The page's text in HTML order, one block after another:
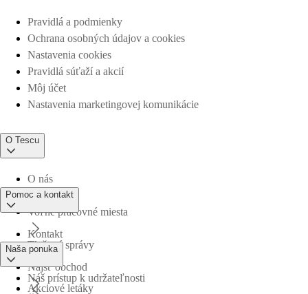
Pravidlá a podmienky
Ochrana osobných údajov a cookies
Nastavenia cookies
Pravidlá súťaží a akcií
Môj účet
Nastavenia marketingovej komunikácie
O Tescu
O nás
Voľné pracovné miesta
Tlačové správy
Náš prístup k udržateľnosti
Pomoc a kontakt
Kontakt
Nájsť obchod
Naša ponuka
Akciové letáky